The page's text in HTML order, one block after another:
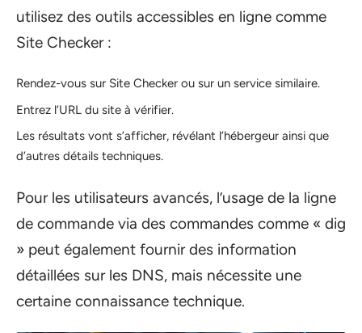
utilisez des outils accessibles en ligne comme
Site Checker :
Rendez-vous sur Site Checker ou sur un service similaire.
Entrez l’URL du site à vérifier.
Les résultats vont s’afficher, révélant l’hébergeur ainsi que
d’autres détails techniques.
Pour les utilisateurs avancés, l’usage de la ligne
de commande via des commandes comme « dig
» peut également fournir des information
détaillées sur les DNS, mais nécessite une
certaine connaissance technique.